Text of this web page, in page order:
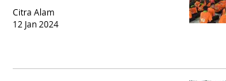
Citra Alam
12 Jan 2024